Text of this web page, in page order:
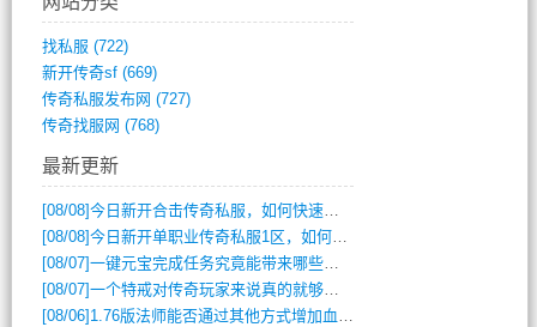
找私服 (722)
新开传奇sf(669)
传奇私服发布网 (727)
传奇找服网 (768)
最新更新
[08/08]今日新开合击传奇私服，如何快速提升角色战力？
[08/08]今日新开单职业传奇私服1区，如何快速升级与获取顶级装备？
[08/07]一键元宝完成任务究竟能带来哪些超值优势？
[08/07]一个特戒对传奇玩家来说真的就够用了吗？
[08/06] 1.76版法师能否通过其他方式增加血量？